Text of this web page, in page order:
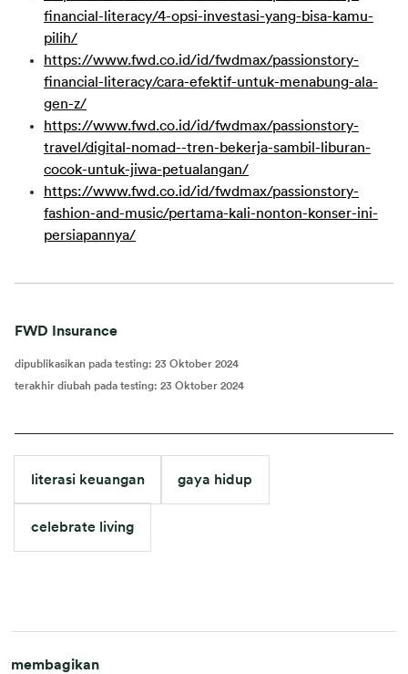
financial-literacy/4-opsi-investasi-yang-bisa-kamu-
pilih/
https://www.fwd.co.id/id/fwdmax/passionstory-
financial-literacy/cara-efektif-untuk-menabung-ala-
gen-z/
https://www.fwd.co.id/id/fwdmax/passionstory-
travel/digital-nomad--tren-bekerja-sambil-liburan-
cocok-untuk-jiwa-petualangan/
https://www.fwd.co.id/id/fwdmax/passionstory-
fashion-and-music/pertama-kali-nonton-konser-ini-
persiapannya/
FWD Insurance
dipublikasikan pada testing: 23 Oktober 2024
terakhir diubah pada testing: 23 Oktober 2024
literasi keuangan gaya hidup
celebrate living
membagikan